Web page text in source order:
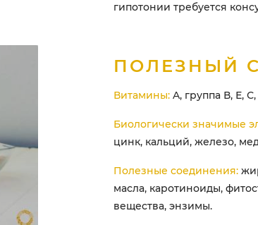
гипотонии требуется
ПОЛЕЗНЫЙ
Витамины: A, группа В, Е, С,
Биологически значимые
цинк, кальций, железо,
Полезные соединения:
масла, каротиноиды,
вещества, энзимы.